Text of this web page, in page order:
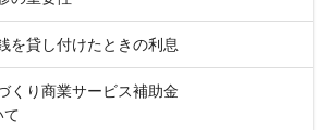
を貸し付けたときの利息
くり商業サービス補助金